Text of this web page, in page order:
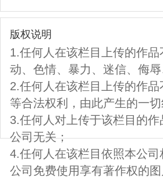
版权说明
1.任何人在该栏目上传的作
动、色情、暴力、迷信、侮
2.任何人在该栏目上传的作
等合法权利，由此产生的一
3.任何人对上传于该栏目的
公司无关；
4.任何人在该栏目依照本公
公司免费使用享有著作权的